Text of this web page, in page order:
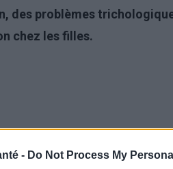
- Do Not Process My
des problèmes
chez les filles.